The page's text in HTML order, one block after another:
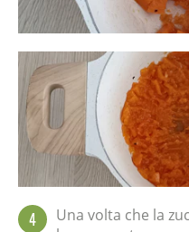
4
Una volta che la